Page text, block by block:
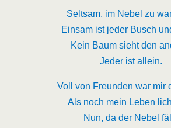
Seltsam, im Nebel zu
Einsam ist jeder Busch
Kein Baum sieht den
Jeder ist allein.
Voll von Freunden war mir
Als noch mein Leben
Nun, da der Nebel